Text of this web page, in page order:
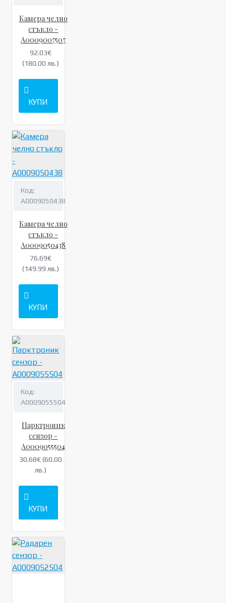
Камера челно
стъкло -
A0009007507
92.03€
(180.00 лв.)
КУПИ
Код:
A0009050438
Камера челно
стъкло -
A0009050438
76.69€
(149.99 лв.)
КУПИ
Код:
A0009055504
Парктроник
сензор -
A0009055504
30.68€ (60.00
лв.)
КУПИ